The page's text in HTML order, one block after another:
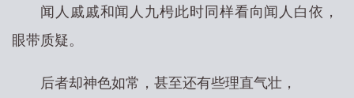
闻人戚戚和闻人九枵此时同样看向闻人白依，
眼带质疑。
后者却神色如常，甚至还有些理直气壮，